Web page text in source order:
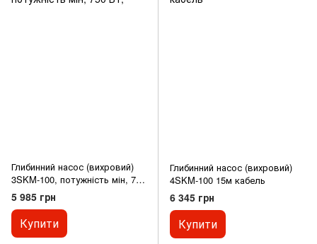
Глибинний насос (вихровий)
3SKM-100, потужність мін, 750
Вт,
5 985 грн
Купити
Глибинний насос (вихровий)
4SKM-100 15м кабель
6 345 грн
Купити